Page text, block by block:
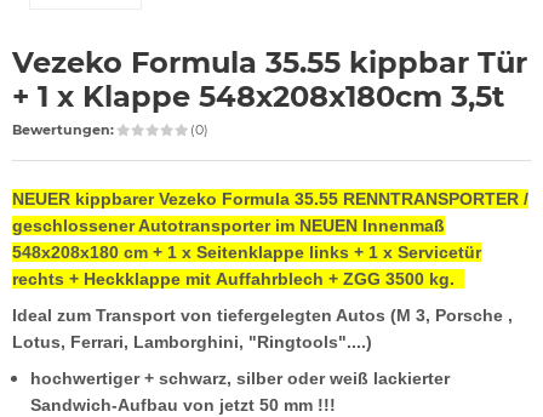
Vezeko Formula 35.55 kippbar Tür
+ 1 x Klappe 548x208x180cm 3,5t
Bewertungen: (0)
NEUER kippbarer Vezeko Formula 35.55 RENNTRANSPORTER /
geschlossener Autotransporter im NEUEN Innenmaß
548x208x180 cm + 1 x Seitenklappe links + 1 x Servicetür
rechts + Heckklappe mit Auffahrblech + ZGG 3500 kg.
Ideal zum Transport von tiefergelegten Autos (M 3, Porsche ,
Lotus, Ferrari, Lamborghini, "Ringtools"....)
hochwertiger + schwarz, silber oder weiß lackierter
Sandwich-Aufbau von jetzt 50 mm !!!